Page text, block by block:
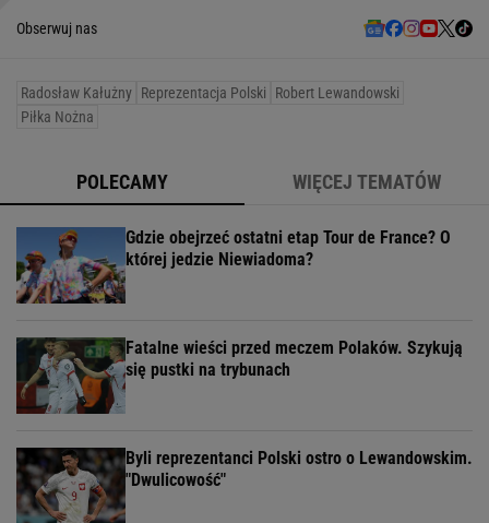
Obserwuj nas
Radosław Kałużny Reprezentacja Polski
Robert Lewandowski
Piłka Nożna
POLECAMY WIĘCEJ TEMATÓW
Gdzie obejrzeć ostatni etap Tour de France? O
której jedzie Niewiadoma?
Fatalne wieści przed meczem Polaków. Szykują
się pustki na trybunach
Byli reprezentanci Polski ostro o Lewandowskim.
"Dwulicowość"